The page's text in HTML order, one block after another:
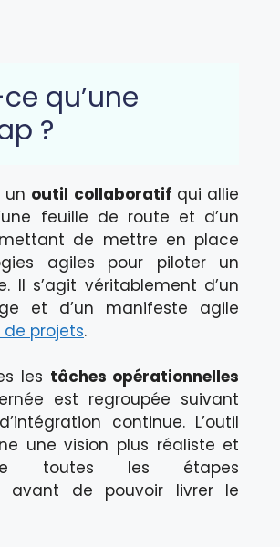
qu’une
?
un outil collaboratif qui allie
feuille de route et d’un
de mettre en place
agiles pour piloter un
Il s’agit véritablement d’un
et d’un manifeste agile
projets.
les tâches opérationnelles
est regroupée suivant
continue. L’outil
une vision plus réaliste et
toutes les étapes
avant de pouvoir livrer le